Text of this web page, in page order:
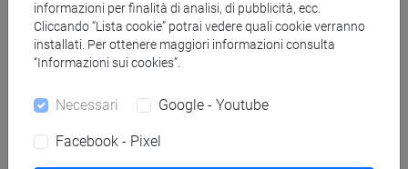
Mutua da
ESERCITAZIONI DI LINGUA CINESE 1 MOD.1E
[LM005I]
informazioni per finalità di analisi, di pubblicità, ecc.
Cliccando “Lista cookie” potrai vedere quali cookie verranno
installati. Per ottenere maggiori informazioni consulta
“Informazioni sui cookies”.
Necessari Google - Youtube
Facebook - Pixel